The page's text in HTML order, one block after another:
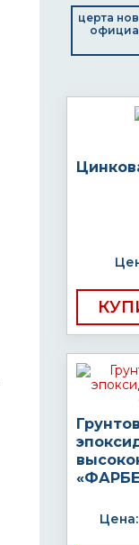
церта
Цена: